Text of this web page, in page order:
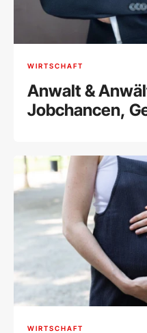
WIRTSCHAFT
Anwalt &
Jobchancen,
WIRTSCHAFT